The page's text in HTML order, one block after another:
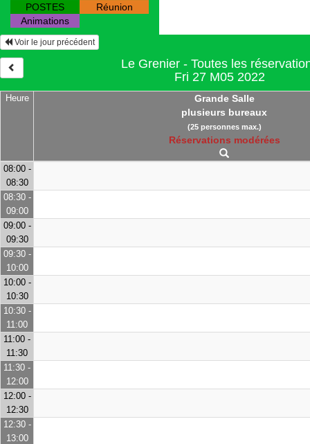
POSTES
Réunion
Animations
Voir le jour précédent
Le Grenier - Toutes les
Fri 27 M05 2022
Heure
Grande Salle
plusieurs bureaux
(25 personnes max.)
Réservations modérées
08:00 -
08:30
08:30 -
09:00
09:00 -
09:30
09:30 -
10:00
10:00 -
10:30
10:30 -
11:00
11:00 -
11:30
11:30 -
12:00
12:00 -
12:30
12:30 -
13:00